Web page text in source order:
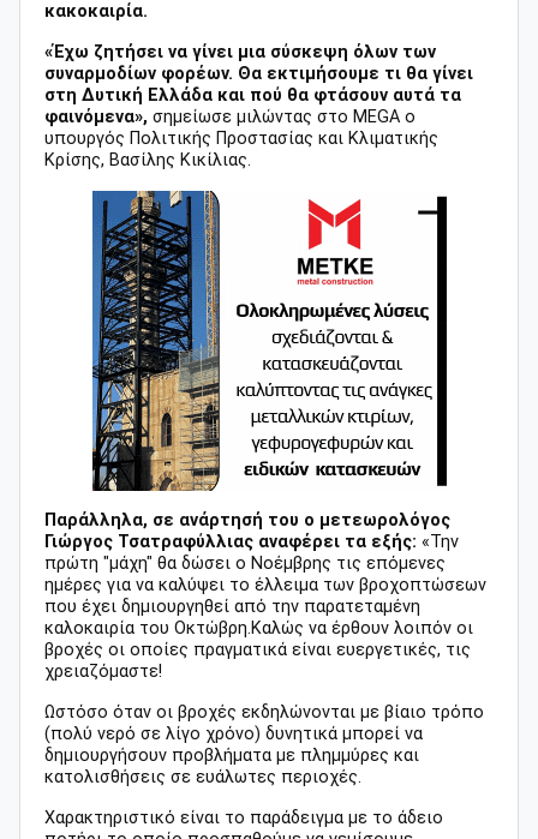
κακοκαιρία.
«Έχω ζητήσει να γίνει μια σύσκεψη όλων των
συναρμοδίων φορέων. Θα εκτιμήσουμε τι θα γίνει
στη Δυτική Ελλάδα και πού θα φτάσουν αυτά τα
φαινόμενα», σημείωσε μιλώντας στο MEGA ο
υπουργός Πολιτικής Προστασίας και Κλιματικής
Κρίσης, Βασίλης Κικίλιας.
Παράλληλα, σε ανάρτησή του ο μετεωρολόγος
Γιώργος Τσατραφύλλιας αναφέρει τα εξής: «Την
πρώτη "μάχη" θα δώσει ο Νοέμβρης τις επόμενες
ημέρες για να καλύψει το έλλειμα των βροχοπτώσεων
που έχει δημιουργηθεί από την παρατεταμένη
καλοκαιρία του Οκτώβρη.Καλώς να έρθουν λοιπόν οι
βροχές οι οποίες πραγματικά είναι ευεργετικές, τις
χρειαζόμαστε!
Ωστόσο όταν οι βροχές εκδηλώνονται με βίαιο τρόπο
(πολύ νερό σε λίγο χρόνο) δυνητικά μπορεί να
δημιουργήσουν προβλήματα με πλημμύρες και
κατολισθήσεις σε ευάλωτες περιοχές.
Χαρακτηριστικό είναι το παράδειγμα με το άδειο